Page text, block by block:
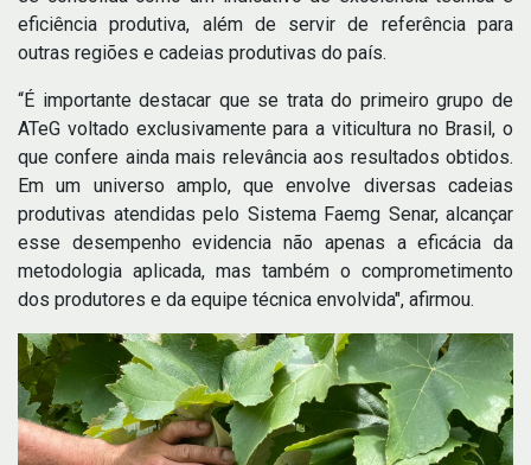
eficiência produtiva, além de servir de referência para
outras regiões e cadeias produtivas do país.
“É importante destacar que se trata do primeiro grupo de
ATeG voltado exclusivamente para a viticultura no Brasil, o
que confere ainda mais relevância aos resultados obtidos.
Em um universo amplo, que envolve diversas cadeias
produtivas atendidas pelo Sistema Faemg Senar, alcançar
esse desempenho evidencia não apenas a eficácia da
metodologia aplicada, mas também o comprometimento
dos produtores e da equipe técnica envolvida", afirmou.